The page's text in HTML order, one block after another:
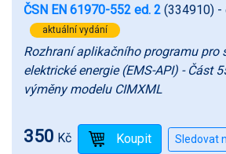
ČSN EN 61970-552 ed. 2 (334910) -
aktuální vydání
Rozhraní aplikačního programu pro
elektrické energie (EMS-API) - Část
výměny modelu CIMXML
350 Kč